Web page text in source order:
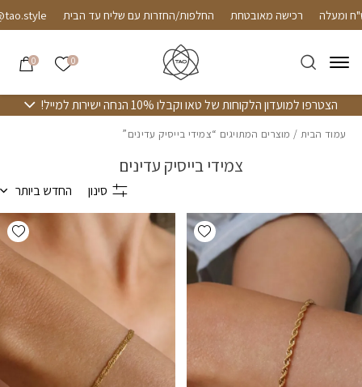
Skip to Content
ומעלה רכישה מאובטחת החלפות/החזרות עם שליח עד הבית
0 הרשימה
0
הצטרפו למועדון הלקוחות של טאו וקבלו 10% הנחה ישירות למייל!
עמוד הבית / מוצרים המתויגים “צמידי בייסיק עדינים”
צמידי בייסיק עדינים
סינון החדש ביותר
Add wishlist
בחזרה למעלה